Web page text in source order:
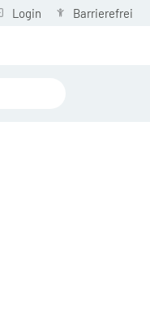
Login Barrierefrei